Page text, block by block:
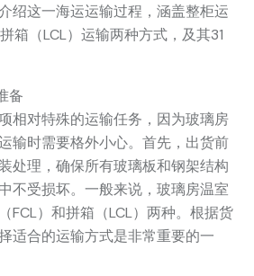
绍这一海运运输过程，涵盖整柜运
箱（LCL）运输两种方式，及其31
备
相对特殊的运输任务，因为玻璃房
输时需要格外小心。首先，出货前
处理，确保所有玻璃板和钢架结构
不受损坏。一般来说，玻璃房温室
FCL）和拼箱（LCL）两种。根据货
适合的运输方式是非常重要的一